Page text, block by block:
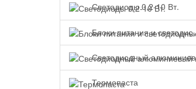
Светодиоды 0,2-10 Вт.
Блоки питания и светодиодные драйверы
Светодиодный алюминиевый профиль
Термопаста